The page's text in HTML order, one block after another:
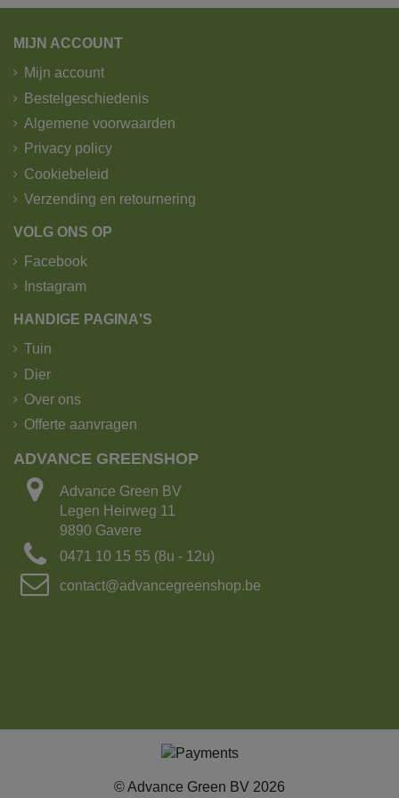
pakjesdienst?
Pakketjes worden verzonden door B-post.
Wij verzenden pakketjes tot 25kg.
door GLS.
1. Standaard levering - trekker -
kipoplegger met kraan.
De kipoplegger heeft het grootste laadvermogen!
Laadvermogen: 25 ton of 15m³ grond
Aantal Big bags: 15
Lengte: 16.5 m
Breedte: 2.70m
MIJN ACCOUNT
Mijn account
Bestelgeschiedenis
Algemene voorwaarden
Privacy policy
Cookiebeleid
Verzending en retournering
VOLG ONS OP
Facebook
Instagram
HANDIGE PAGINA'S
Tuin
Dier
Over ons
Offerte aanvragen
ADVANCE GREENSHOP
Advance Green BV
Legen Heirweg 11
9890 Gavere
0471 10 15 55 (8u - 12u)
contact@advancegreenshop.be
© Advance Green BV 2026